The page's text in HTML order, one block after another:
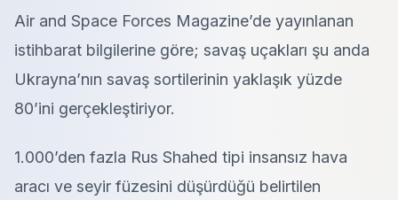
Air and Space Forces Magazine’de yayınlanan
istihbarat bilgilerine göre; savaş uçakları şu anda
Ukrayna’nın savaş sortilerinin yaklaşık yüzde
80’ini gerçekleştiriyor.
1.000’den fazla Rus Shahed tipi insansız hava
aracı ve seyir füzesini düşürdüğü belirtilen